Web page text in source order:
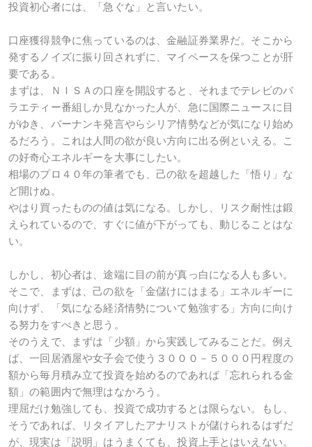
投資初心者には、「急ぐな」と言いたい。
口座獲得競争に焦っているのは、金融証券業界だ。そこから
発するノイズに振り回されずに、マイペースを保つことが肝
要である。
まずは、ＮＩＳＡの口座を開設すると、それまでテレビのバ
ラエティー番組しか見なかった人が、急に国際ニュースに目
がゆき、バーナンキ発言やらシリア情勢などが気になり始め
るだろう。これは人間の欲が良い方向に出る例といえる。こ
の好奇心エネルギーを大事にしたい。
相場のプロ４０年の筆者でも、己の欲を超越した「悟り」な
ど開けぬ。
やはり買ったものの値は気になる。しかし、リスク耐性は鍛
えられているので、すぐに値が下がっても、動じることはな
い。
しかし、初心者は、途端に目の前が真っ白になる人も多い。
そこで、まずは、己の欲を「金儲けにはまる」エネルギーに
向けず、「気になる経済情勢について勉強する」方向に向け
る努力をすべきと思う。
そのうえで、まずは「少額」から実践してみることだ。例え
ば、一回居酒屋や女子会で使う３０００－５０００円程度の
額から毎月積み立て投資を始めるのであれば「忘れられる金
額」の範囲内で無理はなかろう。
理屈だけ勉強しても、投資で成功するとは限らない。もし、
そうであれば、リタイアしたアナリストが儲けられるはずだ
が、現実は「説明」はうまくても、投資上手とはいえない。